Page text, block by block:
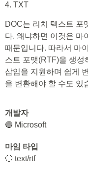
4. TXT
DOC는 리치 텍스트 포
다. 왜냐하면 이것은 마
때문입니다. 따라서 마
스트 포맷(RTF)을 생성
삽입을 지원하며 쉽게
을 변환해야 할 수도 있
개발자
🔵 Microsoft
마임 타입
🔵 text/rtf